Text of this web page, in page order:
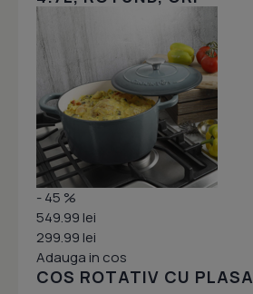
- 45 %
549.99 lei
299.99 lei
Adauga in cos
COS ROTATIV CU PLASA